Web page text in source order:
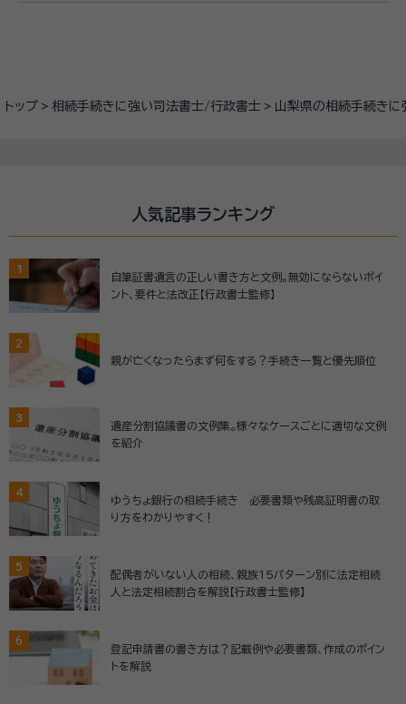
トップ 相続手続きに強い司法書士/行政書士 山梨県の相続手続き
人気記事ランキング
1
自筆証書遺言の正しい書き方と文例。無効にならないポイ
ント、要件と法改正【行政書士監修】
2
親が亡くなったらまず何をする？手続き一覧と優先順位
3
遺産分割協議書の文例集。様々なケースごとに適切な文例
を紹介
4
ゆうちょ銀行の相続手続き 必要書類や残高証明書の取
り方をわかりやすく！
5
配偶者がいない人の相続、親族15パターン別に法定相続
人と法定相続割合を解説【行政書士監修】
6
登記申請書の書き方は？記載例や必要書類、作成のポイン
トを解説